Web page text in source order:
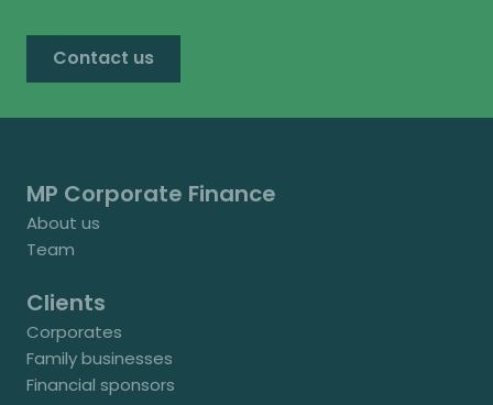
Contact us
MP Corporate Finance
About us
Team
Clients
Corporates
Family businesses
Financial sponsors